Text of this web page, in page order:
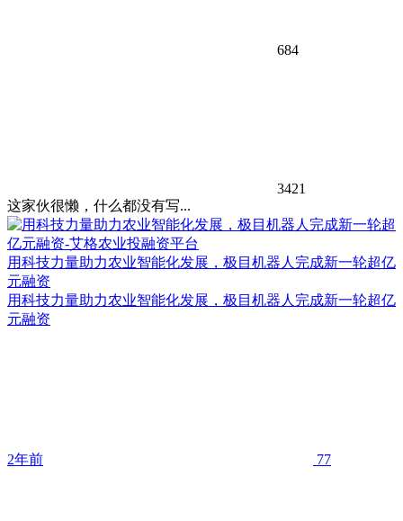
684
3421
这家伙很懒，什么都没有写...
用科技力量助力农业智能化发展，极目机器人完成新一轮超亿
元融资
用科技力量助力农业智能化发展，极目机器人完成新一轮超亿
元融资
2年前 77